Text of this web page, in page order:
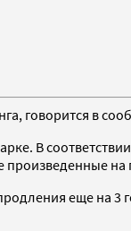
говорится в
В
произведенные на
еще на 3